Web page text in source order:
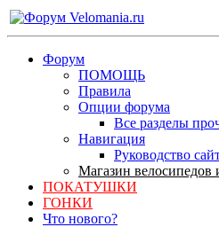
Форум
ПОМОЩЬ
Правила
Опции форума
Все разделы
Навигация
Руководство
Магазин велосипедов
ПОКАТУШКИ
ГОНКИ
Что нового?